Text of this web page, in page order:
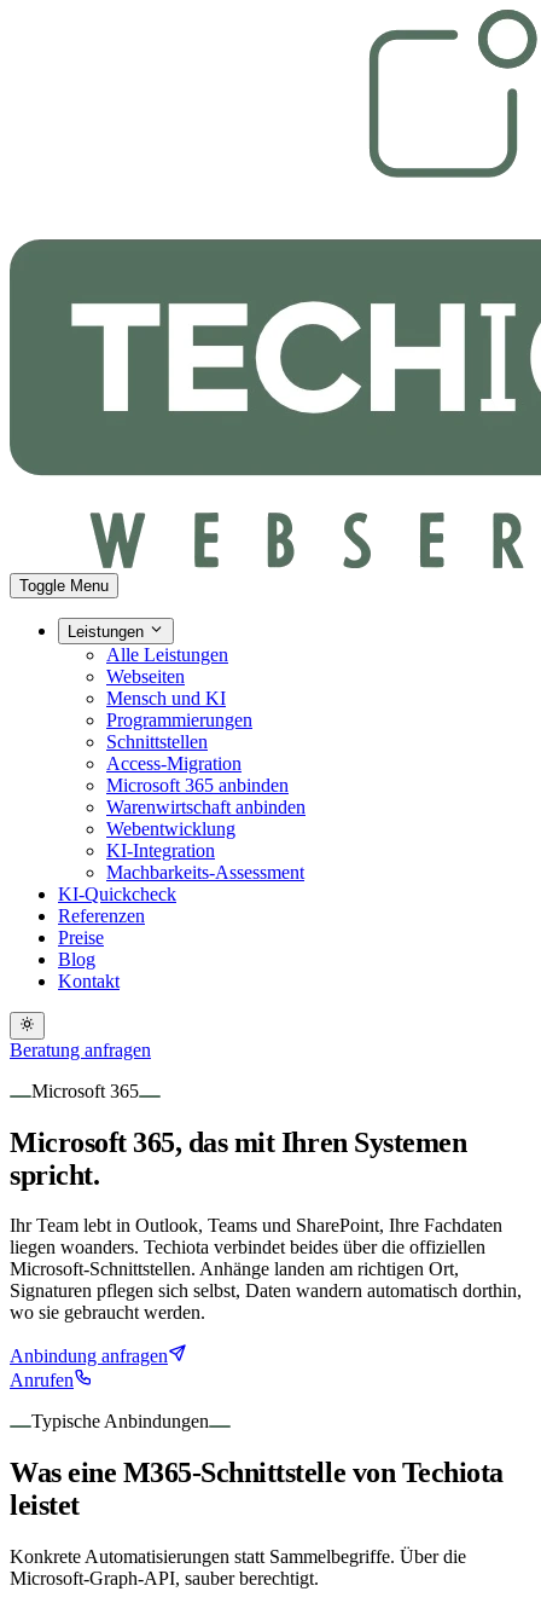
Toggle Menu
Leistungen
Alle Leistungen
Webseiten
Mensch und KI
Programmierungen
Schnittstellen
Access-Migration
Microsoft 365 anbinden
Warenwirtschaft anbinden
Webentwicklung
KI-Integration
Machbarkeits-Assessment
KI-Quickcheck
Referenzen
Preise
Blog
Kontakt
Beratung anfragen
Microsoft 365
Microsoft 365, das mit Ihren Systemen
spricht.
Ihr Team lebt in Outlook, Teams und SharePoint, Ihre Fachdaten
liegen woanders. Techiota verbindet beides über die offiziellen
Microsoft-Schnittstellen. Anhänge landen am richtigen Ort,
Signaturen pflegen sich selbst, Daten wandern automatisch dorthin,
wo sie gebraucht werden.
Anbindung anfragen
Anrufen
Typische Anbindungen
Was eine M365-Schnittstelle von Techiota
leistet
Konkrete Automatisierungen statt Sammelbegriffe. Über die
Microsoft-Graph-API, sauber berechtigt.